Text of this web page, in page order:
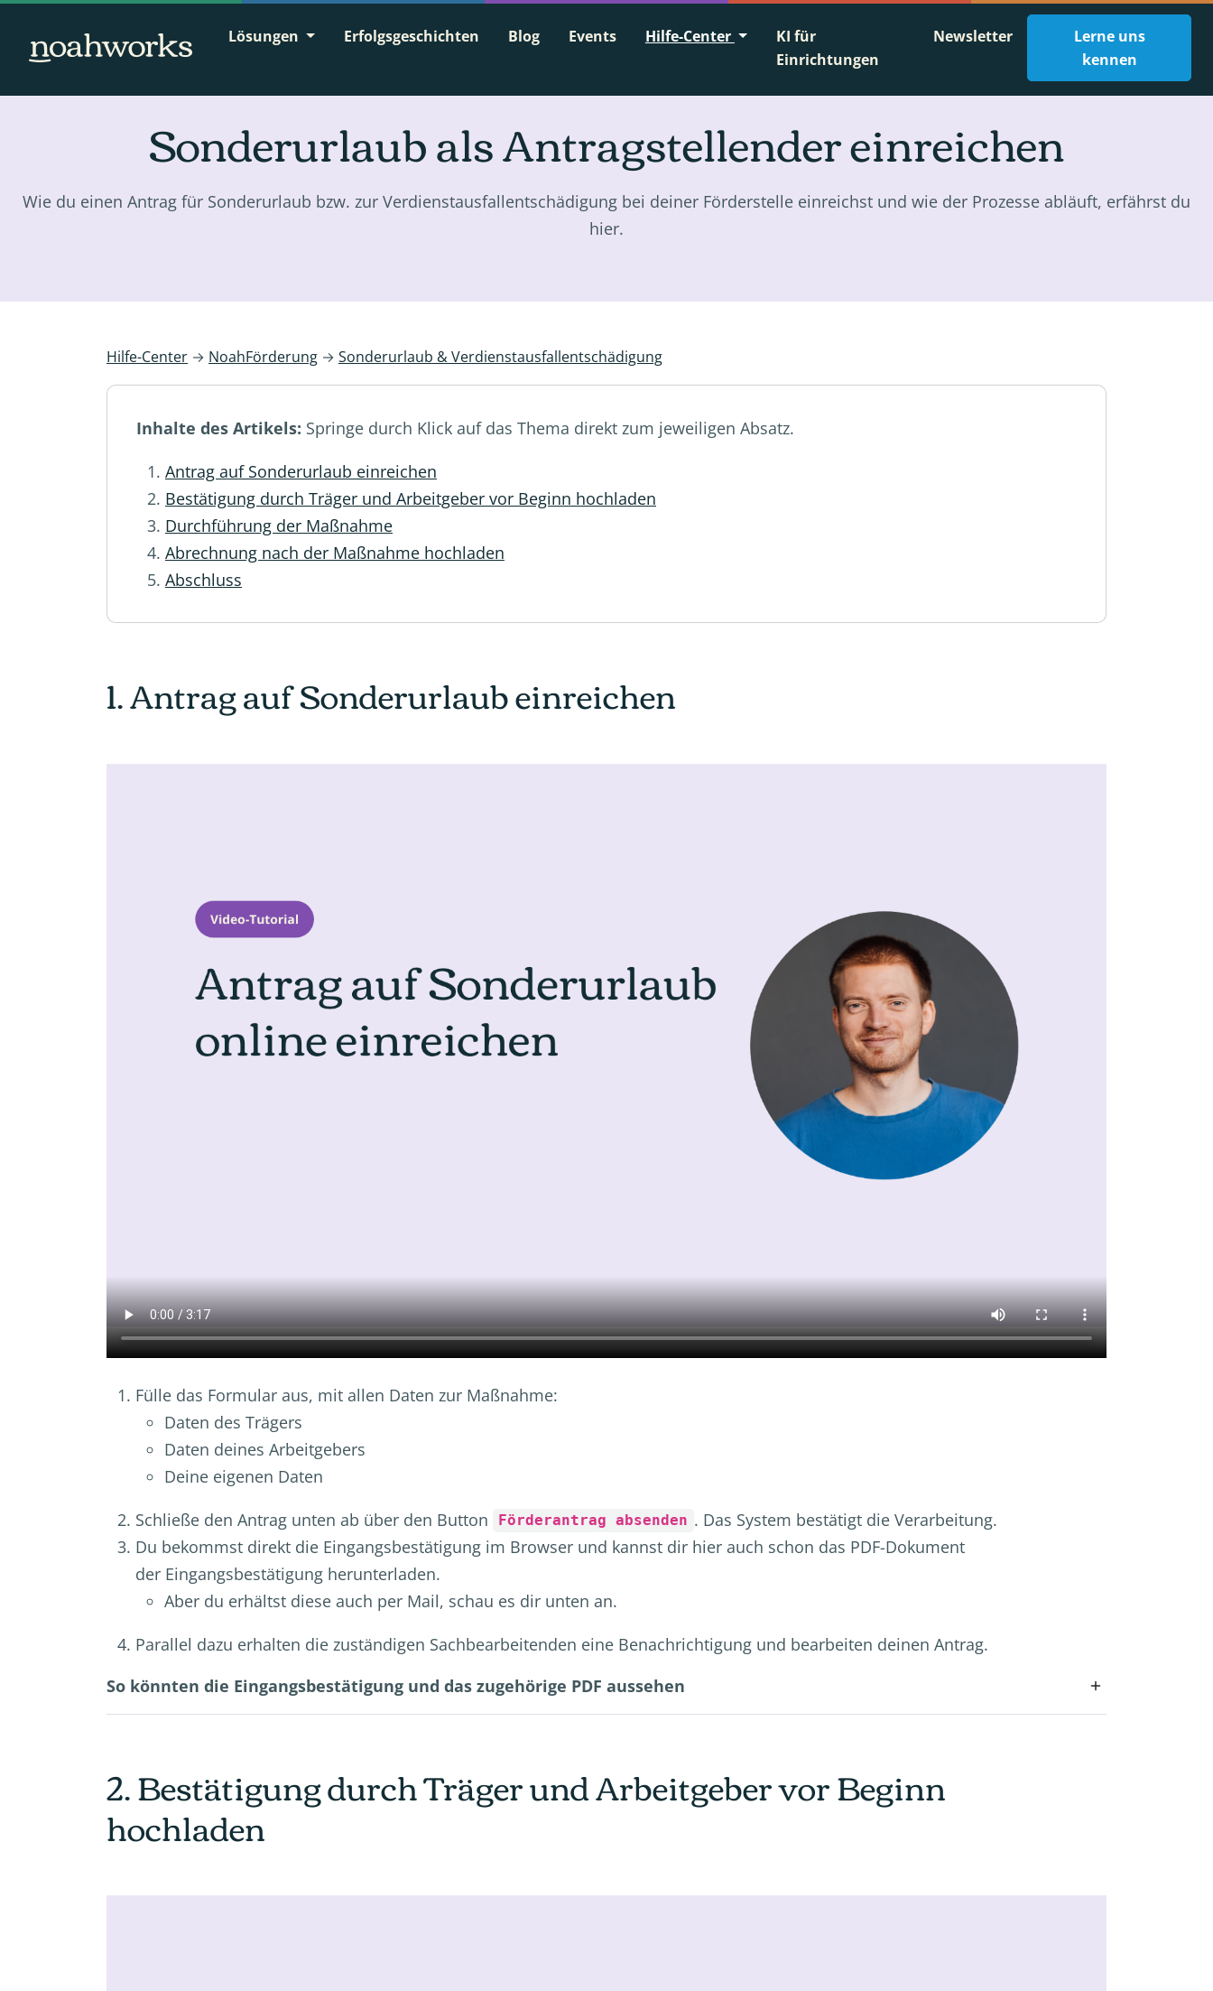
Lösungen Erfolgsgeschichten Blog Events Hilfe-Center
KI für
Einrichtungen
Newsletter
Lerne uns
kennen
Sonderurlaub als Antragstellender einreichen
Wie du einen Antrag für Sonderurlaub bzw. zur Verdienstausfallentschädigung bei deiner Förderstelle einreichst und wie der Prozesse abläuft, erfährst du
hier.
Hilfe-Center → NoahFörderung → Sonderurlaub & Verdienstausfallentschädigung
Inhalte des Artikels: Springe durch Klick auf das Thema direkt zum jeweiligen Absatz.
Antrag auf Sonderurlaub einreichen
Bestätigung durch Träger und Arbeitgeber vor Beginn hochladen
Durchführung der Maßnahme
Abrechnung nach der Maßnahme hochladen
Abschluss
1. Antrag auf Sonderurlaub einreichen
Fülle das Formular aus, mit allen Daten zur Maßnahme:
Daten des Trägers
Daten deines Arbeitgebers
Deine eigenen Daten
Schließe den Antrag unten ab über den Button
Förderantrag absenden . Das System bestätigt die Verarbeitung.
Du bekommst direkt die Eingangsbestätigung im Browser und kannst dir hier auch schon das PDF-Dokument
der Eingangsbestätigung herunterladen.
Aber du erhältst diese auch per Mail, schau es dir unten an.
Parallel dazu erhalten die zuständigen Sachbearbeitenden eine Benachrichtigung und bearbeiten deinen Antrag.
So könnten die Eingangsbestätigung und das zugehörige PDF aussehen
2. Bestätigung durch Träger und Arbeitgeber vor Beginn
hochladen